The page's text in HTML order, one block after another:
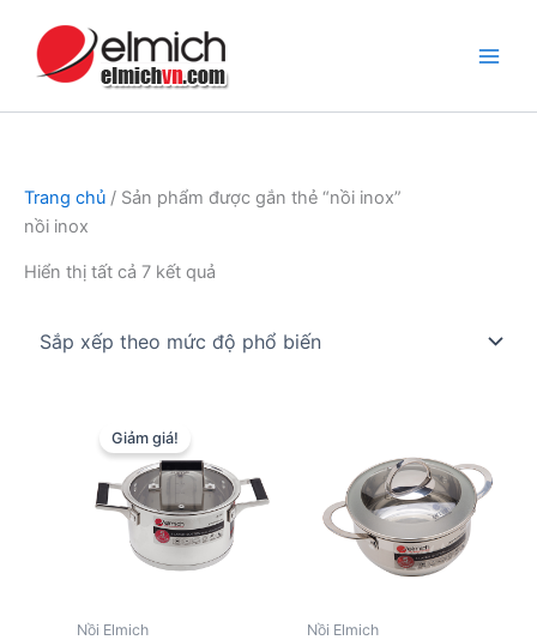
Trang chủ / Sản phẩm được gắn thẻ “nồi inox”
nồi inox
Hiển thị tất cả 7 kết quả
xếp
theo
biến
Giảm giá!
Nồi Elmich Nồi Elmich